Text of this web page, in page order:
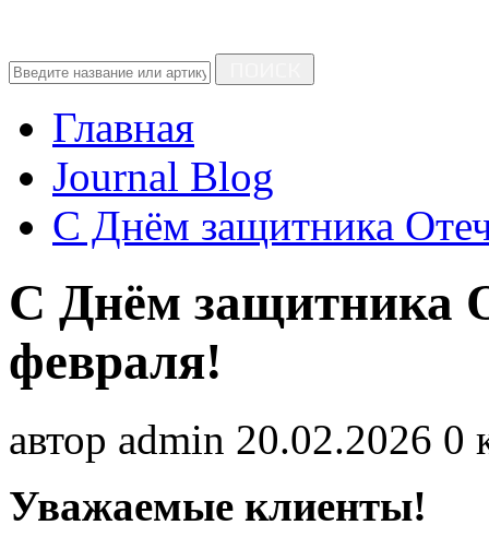
Главная
Journal Blog
C Днём защитника
C Днём защитника
февраля!
автор admin 20.02.2026 0
Уважаемые клиенты!